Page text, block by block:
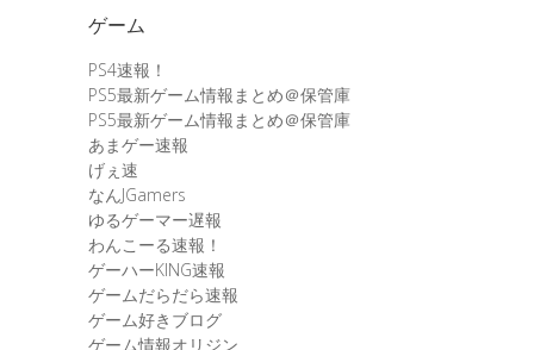
ゲーム
PS4速報！
PS5最新ゲーム情報まとめ＠保管庫
PS5最新ゲーム情報まとめ＠保管庫
あまゲー速報
げぇ速
なんJGamers
ゆるゲーマー遅報
わんこーる速報！
ゲーハーKING速報
ゲームだらだら速報
ゲーム好きブログ
ゲーム情報オリジン